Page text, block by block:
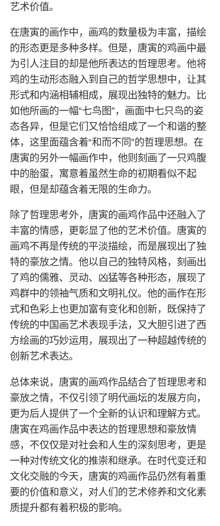
艺术价值。
在唐寅的画作中，画鸡的数量极为丰富，描绘
的形态更是多种多样。但是，唐寅的鸡画中最
为引人注目的却是他所表达的哲理思考。他将
鸡的生动形态融入到自己的哲学思想中，让其
形式和内涵相辅相成，展现出独特的魅力。比
如他所画的一幅“七鸟图”，画面中七只鸟的姿
态各异，但是它们又恰恰组成了一个和谐的整
体，这里面蕴含着“和而不同”的哲理思想。在
唐寅的另外一幅画作中，他则刻画了一只鸡腹
中的胎蛋，寓意着虽然生命的初期看似不起
眼，但是却蕴含着无限的生命力。
除了哲理思考外，唐寅的画鸡作品中还融入了
丰富的情感，更彰显了他的艺术价值。唐寅的
画鸡不再是传统的平淡描绘，而是展现出了独
特的豪放之情。他以自己的独特风格，刻画出
了鸡的儒雅、灵动、凶猛等各种形态，展现了
鸡群中的领袖气质和文明礼仪。他的画作在形
式和色彩上也更加富有变化和创新，既保持了
传统的中国画艺术表现手法，又大胆引进了西
方绘画的巧妙运用，展现出了一种超越传统的
创新艺术表达。
总体来说，唐寅的画鸡作品结合了哲理思考和
豪放之情，不仅引领了明代画坛的发展方向，
更为后人提供了一个全新的认识和理解方式。
唐寅在鸡画作品中表达的哲理思想和豪放情
感，不仅仅是对社会和人生的深刻思考，更是
一种对传统文化的推崇和继承。在时代变迁和
文化交融的今天，唐寅的鸡画作品仍然有着重
要的价值和意义，对人们的艺术修养和文化素
质提升都有着积极的影响。